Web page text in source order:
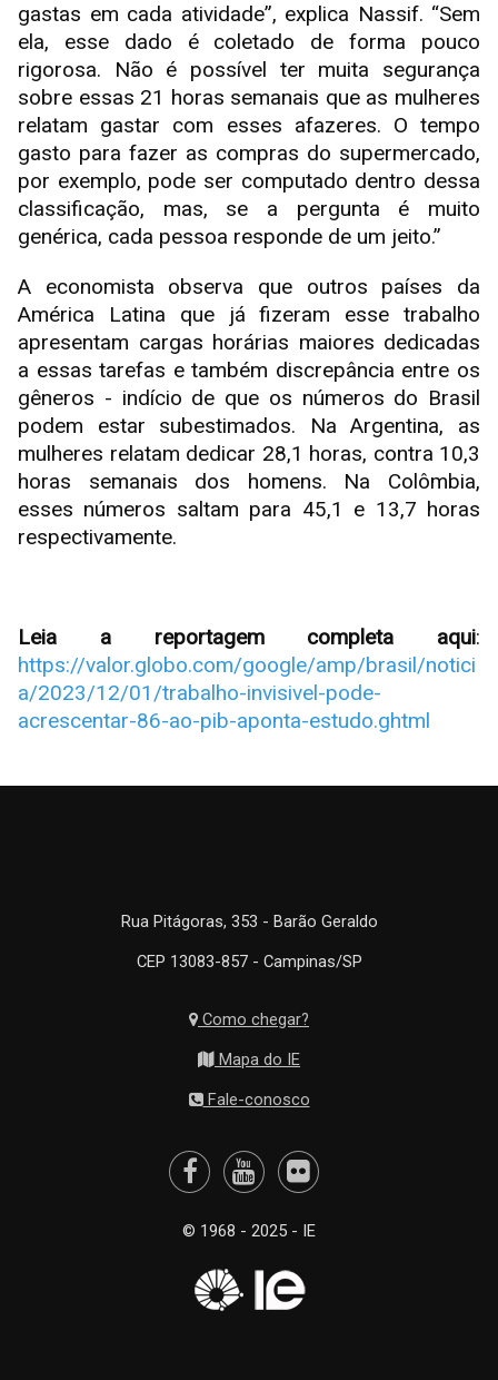
gastas em cada atividade”, explica Nassif. “Sem
ela, esse dado é coletado de forma pouco
rigorosa. Não é possível ter muita segurança
sobre essas 21 horas semanais que as mulheres
relatam gastar com esses afazeres. O tempo
gasto para fazer as compras do supermercado,
por exemplo, pode ser computado dentro dessa
classificação, mas, se a pergunta é muito
genérica, cada pessoa responde de um jeito.”
A economista observa que outros países da
América Latina que já fizeram esse trabalho
apresentam cargas horárias maiores dedicadas
a essas tarefas e também discrepância entre os
gêneros - indício de que os números do Brasil
podem estar subestimados. Na Argentina, as
mulheres relatam dedicar 28,1 horas, contra 10,3
horas semanais dos homens. Na Colômbia,
esses números saltam para 45,1 e 13,7 horas
respectivamente.
Leia a reportagem completa aqui:
https://valor.globo.com/google/amp/brasil/notici
a/2023/12/01/trabalho-invisivel-pode-
acrescentar-86-ao-pib-aponta-estudo.ghtml
Rua Pitágoras, 353 - Barão Geraldo
CEP 13083-857 - Campinas/SP
Como chegar?
Mapa do IE
Fale-conosco
© 1968 - 2025 - IE